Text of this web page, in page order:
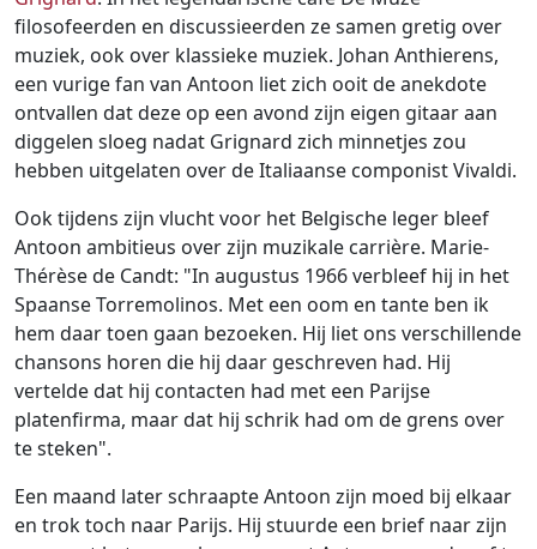
filosofeerden en discussieerden ze samen gretig over
muziek, ook over klassieke muziek. Johan Anthierens,
een vurige fan van Antoon liet zich ooit de anekdote
ontvallen dat deze op een avond zijn eigen gitaar aan
diggelen sloeg nadat Grignard zich minnetjes zou
hebben uitgelaten over de Italiaanse componist Vivaldi.
Ook tijdens zijn vlucht voor het Belgische leger bleef
Antoon ambitieus over zijn muzikale carrière. Marie-
Thérèse de Candt: "In augustus 1966 verbleef hij in het
Spaanse Torremolinos. Met een oom en tante ben ik
hem daar toen gaan bezoeken. Hij liet ons verschillende
chansons horen die hij daar geschreven had. Hij
vertelde dat hij contacten had met een Parijse
platenfirma, maar dat hij schrik had om de grens over
te steken".
Een maand later schraapte Antoon zijn moed bij elkaar
en trok toch naar Parijs. Hij stuurde een brief naar zijn